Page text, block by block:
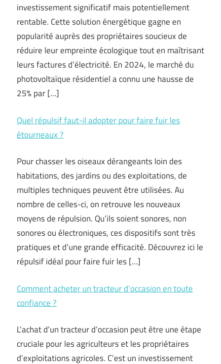
investissement significatif mais potentiellement
rentable. Cette solution énergétique gagne en
popularité auprès des propriétaires soucieux de
réduire leur empreinte écologique tout en maîtrisant
leurs factures d’électricité. En 2024, le marché du
photovoltaïque résidentiel a connu une hausse de
25% par […]
Quel répulsif faut-il adopter pour faire fuir les
étourneaux ?
Pour chasser les oiseaux dérangeants loin des
habitations, des jardins ou des exploitations, de
multiples techniques peuvent être utilisées. Au
nombre de celles-ci, on retrouve les nouveaux
moyens de répulsion. Qu’ils soient sonores, non
sonores ou électroniques, ces dispositifs sont très
pratiques et d’une grande efficacité. Découvrez ici le
répulsif idéal pour faire fuir les […]
Comment acheter un tracteur d’occasion en toute
confiance ?
L’achat d’un tracteur d’occasion peut être une étape
cruciale pour les agriculteurs et les propriétaires
d’exploitations agricoles. C’est un investissement